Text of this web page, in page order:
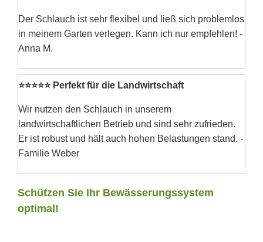
Der Schlauch ist sehr flexibel und ließ sich problemlos
in meinem Garten verlegen. Kann ich nur empfehlen! -
Anna M.
⭐⭐⭐⭐⭐ Perfekt für die Landwirtschaft
Wir nutzen den Schlauch in unserem
landwirtschaftlichen Betrieb und sind sehr zufrieden.
Er ist robust und hält auch hohen Belastungen stand. -
Familie Weber
Schützen Sie Ihr Bewässerungssystem
optimal!